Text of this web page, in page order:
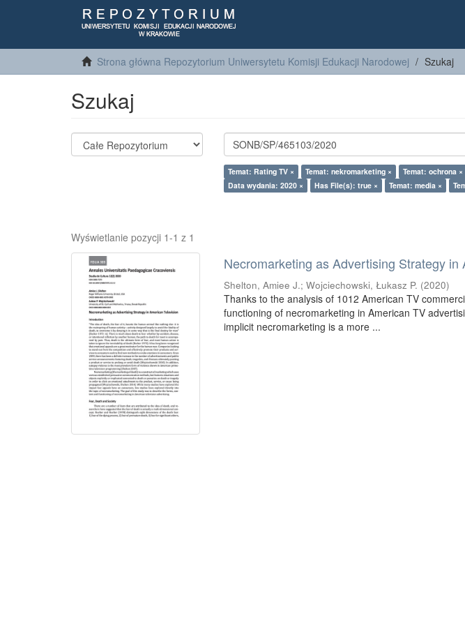
Strona główna Repozytorium Uniwersytetu Komisji Edukacji Narodowej Szukaj
Szukaj
Temat: Rating TV × Temat: nekromarketing × Temat: ochrona ×
Data wydania: 2020 ×
Has File(s): true × Temat: media ×
Wyświetlanie pozycji 1-1 z 1
Necromarketing as Advertising Strategy in
Shelton, Amiee J.;Wojciechowski, Łukasz P. (2020)
Thanks to the analysis of 1012 American TV
functioning of necromarketing in American TV
implicit necromarketing is a more ...